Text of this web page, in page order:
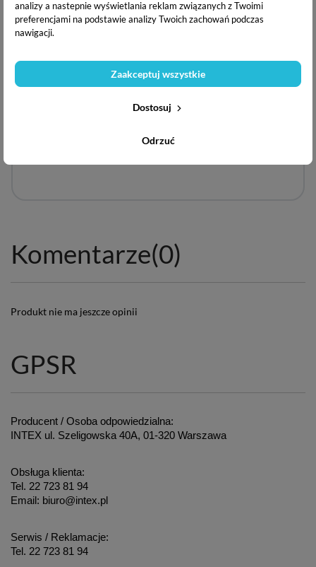
Komentarze(0)
Produkt nie ma jeszcze opinii
GPSR
Producent / Osoba odpowiedzialna:
INTEX ul. Szeligowska 40A, 01-320 Warszawa
Obsługa klienta:
Tel. 22 723 81 94
Email: biuro@intex.pl
Serwis / Reklamacje:
Tel. 22 723 81 94
analizy a nastepnie wyświetlania reklam związanych z Twoimi
preferencjami na podstawie analizy Twoich zachowań podczas
nawigacji.
Odrzuć
Dostosuj
Zaakceptuj wszystkie